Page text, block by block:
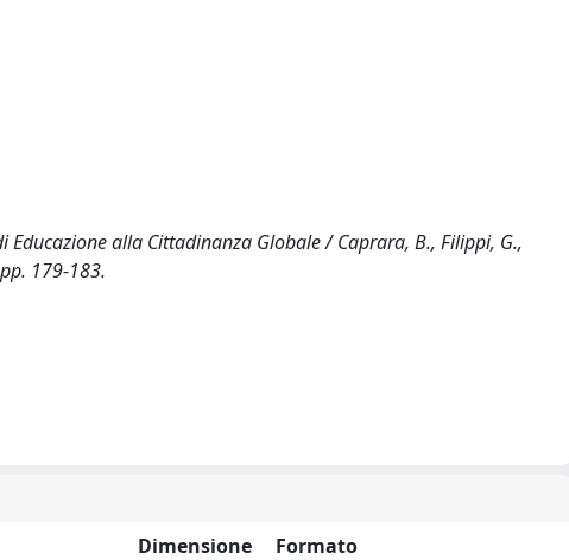
alla Cittadinanza Globale / Caprara, B., Filippi, G.,
179-183.
Dimensione
Formato